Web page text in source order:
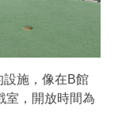
施，像在B館
室，開放時間為